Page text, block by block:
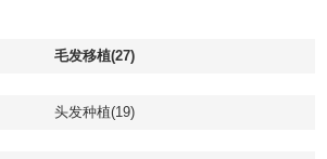
毛发移植(27)
头发种植(19)